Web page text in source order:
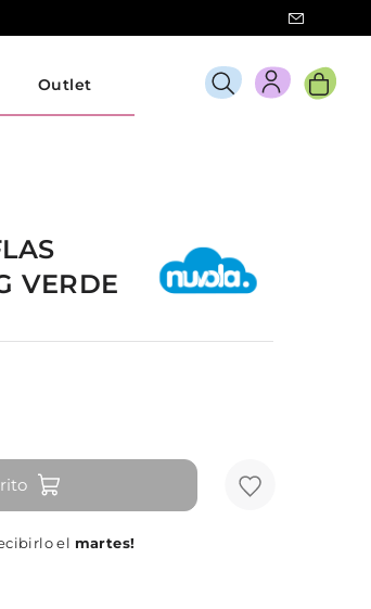
Outlet
VERDE
elmartes!